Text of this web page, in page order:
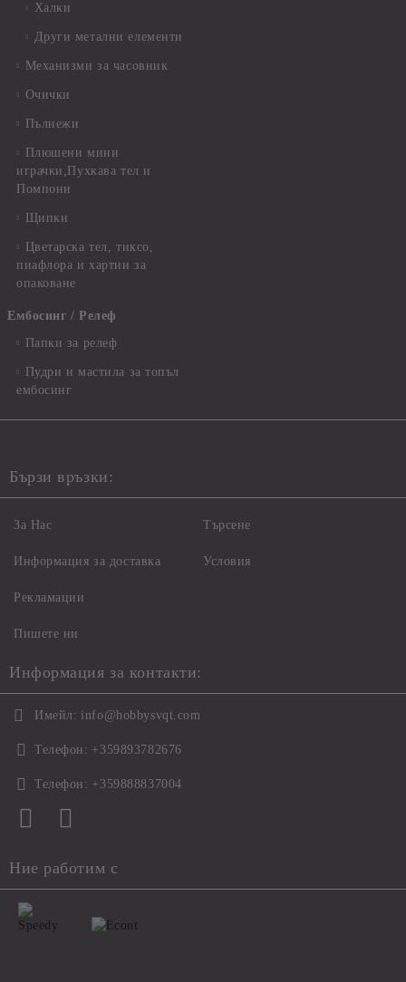
Халки
Други метални елементи
Механизми за часовник
Очички
Пълнежи
Плюшени мини
играчки,Пухкава тел и
Помпони
Щипки
Цветарска тел, тиксо,
пиафлора и хартии за
опаковане
Ембосинг / Релеф
Папки за релеф
Пудри и мастила за топъл
ембосинг
Бързи връзки:
За Нас
Информация за доставка
Рекламации
Пишете ни
Търсене
Условия
Информация за контакти:
Имейл: info@hobbysvqt.com
Телефон: +359893782676
Телефон: +359888837004
Ние работим с